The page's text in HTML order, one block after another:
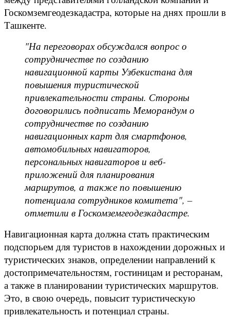
Госкомземгеодезкадастра, которые на днях прошли в
Ташкенте.
"На переговорах обсуждался вопрос о
сотрудничестве по созданию
навигационной карты Узбекистана для
повышения туристической
привлекательности страны. Стороны
договорились подписать Меморандум о
сотрудничестве по созданию
навигационных карт для смартфонов,
автомобильных навигаторов,
персональных навигаторов и веб-
приложений для планирования
маршрутов, а также по повышению
потенциала сотрудников комитета", –
отметили в Госкомземгеодезкадастре.
Навигационная карта должна стать практическим
подспорьем для туристов в нахождении дорожных и
туристических знаков, определении направлений к
достопримечательностям, гостиницам и ресторанам,
а также в планировании туристических маршрутов.
Это, в свою очередь, повысит туристическую
привлекательность и потенциал страны.